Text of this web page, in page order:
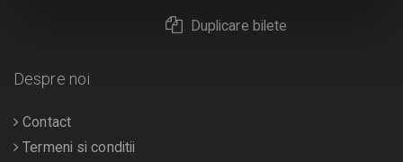
Duplicare bilete
Despre noi
Contact
Termeni si conditii